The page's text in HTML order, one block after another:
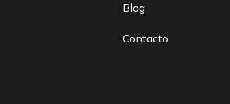
Blog
Contacto